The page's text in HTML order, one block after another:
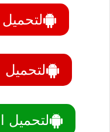
لتحميل
لتحميل
لتحميل